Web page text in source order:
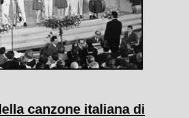
canzone italiana di